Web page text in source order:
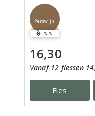
Perswijn
2020
16,30
Vanaf 12 flessen
Fles